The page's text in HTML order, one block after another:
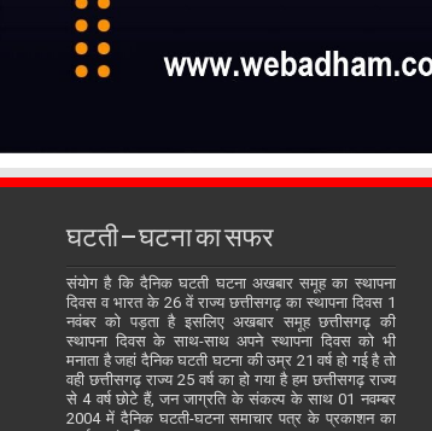
घटती – घटना का सफर
संयोग है कि दैनिक घटती घटना अखबार समूह का स्थापना
दिवस व भारत के 26 वें राज्य छत्तीसगढ़ का स्थापना दिवस 1
नवंबर को पड़ता है इसलिए अखबार समूह छत्तीसगढ़ की
स्थापना दिवस के साथ-साथ अपने स्थापना दिवस को भी
मनाता है जहां दैनिक घटती घटना की उम्र 21 वर्ष हो गई है तो
वही छत्तीसगढ़ राज्य 25 वर्ष का हो गया है हम छत्तीसगढ़ राज्य
से 4 वर्ष छोटे हैं, जन जाग्रति के संकल्प के साथ 01 नवम्बर
2004 में दैनिक घटती-घटना समाचार पत्र के प्रकाशन का